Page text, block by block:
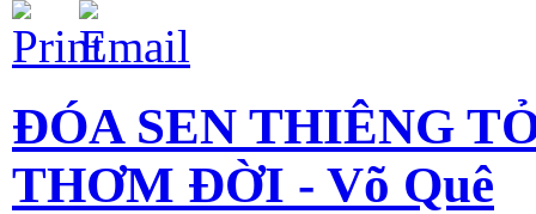
ĐÓA SEN THIÊNG
THƠM ĐỜI - Võ Quê